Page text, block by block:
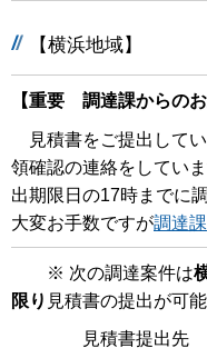
【横浜地域】
【重要 調達課からの
見積書をご提出して
領確認の連絡をしてい
出期限日の17時までに
大変お手数ですが調達課
※ 次の調達案件は
限り 見積書の提出が可能
見積書提出先 ：